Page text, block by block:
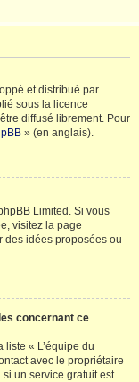
et distribué par
sous la licence
diffusé librement. Pour
» (en anglais).
Limited. Si vous
visitez la page
des idées proposées ou
concernant ce
liste « L’équipe du
avec le propriétaire
si un service gratuit est